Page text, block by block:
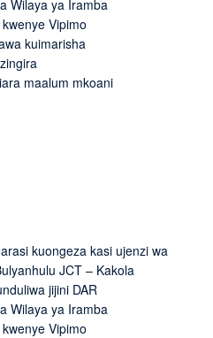
Wilaya ya Iramba
Vipimo
kuimarisha
maalum mkoani
kuongeza kasi ujenzi wa
JCT – Kakola
jijini DAR
Wilaya ya Iramba
Vipimo